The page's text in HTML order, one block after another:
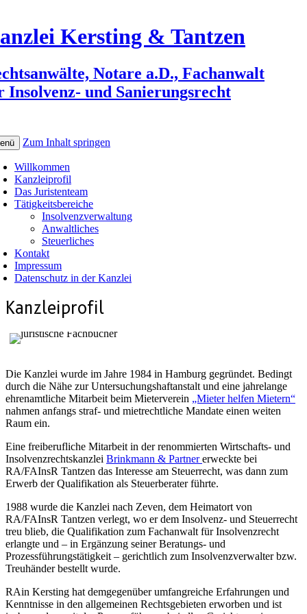
Kersting & Tantzen
Notare a.D., Fachanwalt
Insolvenz- und Sanierungsrecht
Zum Inhalt springen
Willkommen
Kanzleiprofil
Das Juristenteam
Tätigkeitsbereiche
Insolvenzverwaltung
Anwaltliches
Steuerliches
Kontakt
Impressum
Datenschutz in der Kanzlei
Kanzleiprofil
Die Kanzlei wurde im Jahre 1984 in Hamburg gegründet. Bedingt
durch die Nähe zur Untersuchungshaftanstalt und eine jahrelange
ehrenamtliche Mitarbeit beim Mieterverein „Mieter helfen Mietern“
nahmen anfangs straf- und mietrechtliche Mandate einen weiten
Raum ein.
Eine freiberufliche Mitarbeit in der renommierten Wirtschafts- und
Insolvenzrechtskanzlei Brinkmann & Partnererweckte bei
RA/FAInsR Tantzen das Interesse am Steuerrecht, was dann zum
Erwerb der Qualifikation als Steuerberater führte.
1988 wurde die Kanzlei nach Zeven, dem Heimatort von
RA/FAInsR Tantzen verlegt, wo er dem Insolvenz- und Steuerrecht
treu blieb, die Qualifikation zum Fachanwalt für Insolvenzrecht
erlangte und – in Ergänzung seiner Beratungs- und
Prozessführungstätigkeit – gerichtlich zum Insolvenzverwalter bzw.
Treuhänder bestellt wurde.
RAin Kersting hat demgegenüber umfangreiche Erfahrungen und
Kenntnisse in den allgemeinen Rechtsgebieten erworben und ist